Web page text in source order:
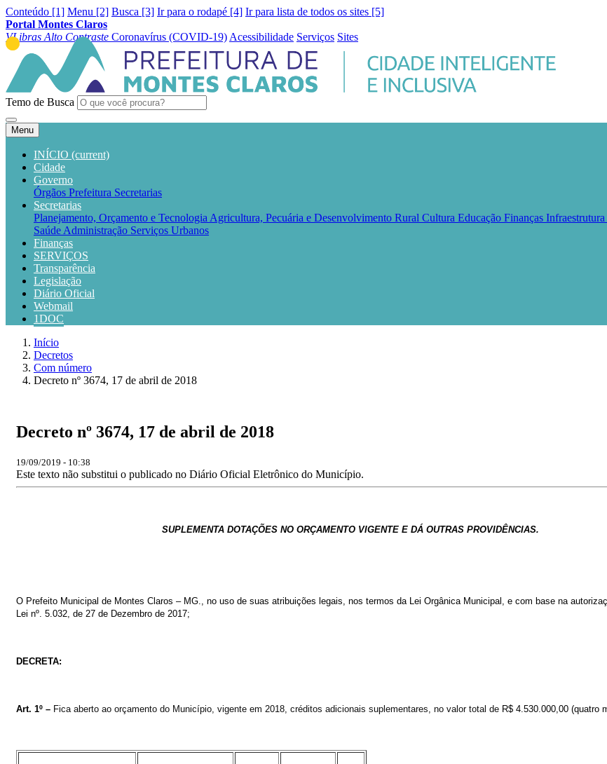
Conteúdo [1] Menu [2] Busca [3] Ir para o rodapé [4] Ir para lista de todos os sites [5]
Portal Montes Claros
VLibras Alto Contraste Coronavírus (COVID-19) Acessibilidade Serviços Sites
Temo de Busca
Menu
INÍCIO (current)
Cidade
Governo
Órgãos Prefeitura Secretarias
Secretarias
Planejamento, Orçamento e Tecnologia Agricultura, Pecuária e Desenvolvimento Rural Cultura Educação Finanças
Saúde Administração Serviços Urbanos
Finanças
SERVIÇOS
Transparência
Legislação
Diário Oficial
Webmail
1DOC
Início
Decretos
Com número
Decreto nº 3674, 17 de abril de 2018
Decreto nº 3674, 17 de abril de 2018
19/09/2019 - 10:38
Este texto não substitui o publicado no Diário Oficial Eletrônico do Município.
SUPLEMENTA DOTAÇÕES NO ORÇAMENTO VIGENTE E DÁ OUTRAS PROVIDÊNCIAS.
O Prefeito Municipal de Montes Claros – MG., no uso de suas atribuições legais, nos termos da Lei Orgânica Municipal, e com base na
Lei nº. 5.032, de 27 de Dezembro de 2017;
DECRETA:
Art. 1º – Fica aberto ao orçamento do Município vigente em 2018, créditos adicionais suplementares no valor total de R$ 4.530.000,00 (quatro